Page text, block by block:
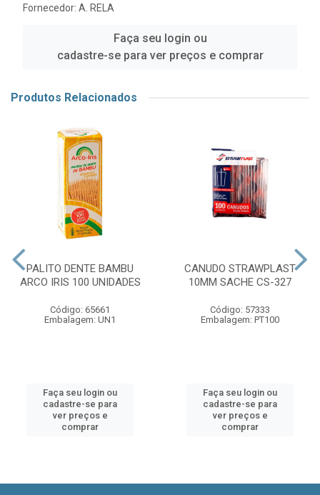
Fornecedor: A. RELA
Faça seu login ou
cadastre-se para ver preços e comprar
Produtos Relacionados
PALITO DENTE BAMBU
ARCO IRIS 100 UNIDADES
Código: 65661
Embalagem: UN1
Faça seu login ou
cadastre-se para
ver preços e
comprar
CANUDO STRAWPLAST
10MM SACHE CS-327
Código: 57333
Embalagem: PT100
Faça seu login ou
cadastre-se para
ver preços e
comprar